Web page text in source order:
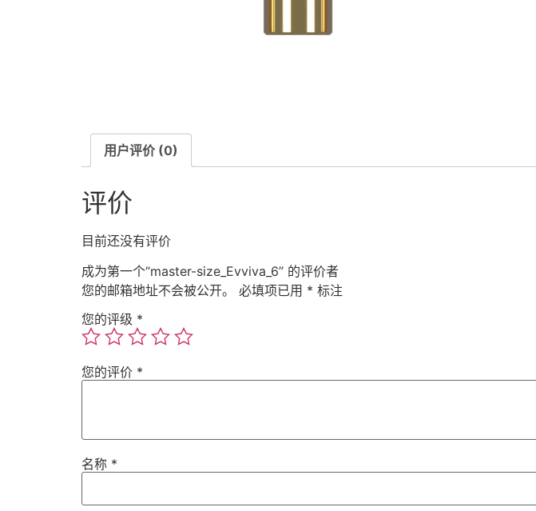
用户评价 (0)
评价
目前还没有评价
成为第一个“master-size_Evviva_6” 的评价者
您的邮箱地址不会被公开。
必填项已用 * 标注
您的评级 *
您的评价 *
名称 *